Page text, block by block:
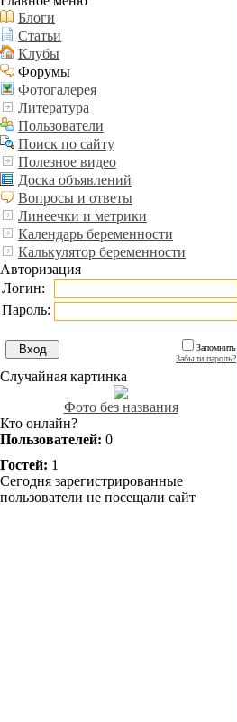
Блоги
Статьи
Клубы
Форумы
Фотогалерея
Литература
Пользователи
Поиск по сайту
Полезное видео
Доска объявлений
Вопросы и ответы
Линеечки и метрики
Календарь беременности
Калькулятор беременности
Авторизация
Логин:
Пароль:
Запомнить
Забыли пароль?
Случайная картинка
Фото без названия
Кто онлайн?
Пользователей: 0
Гостей: 1
Сегодня зарегистрированные
пользователи не посещали сайт